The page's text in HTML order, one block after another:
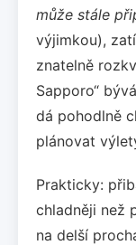
může stále
výjimkou),
znatelně
Sapporo“
dá pohodlně
plánovat
Prakticky:
chladněji než
na delší